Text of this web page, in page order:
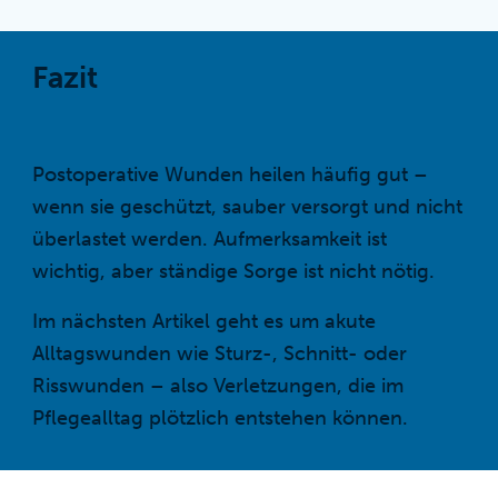
Fazit
Postoperative Wunden heilen häufig gut –
wenn sie geschützt, sauber versorgt und nicht
überlastet werden. Aufmerksamkeit ist
wichtig, aber ständige Sorge ist nicht nötig.
Im nächsten Artikel geht es um akute
Alltagswunden wie Sturz-, Schnitt- oder
Risswunden – also Verletzungen, die im
Pflegealltag plötzlich entstehen können.